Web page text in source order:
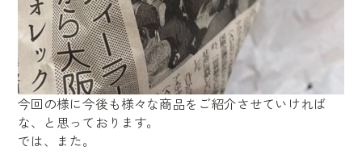
今回の様に今後も様々な商品をご紹介させていければ
な、と思っております。
では、また。